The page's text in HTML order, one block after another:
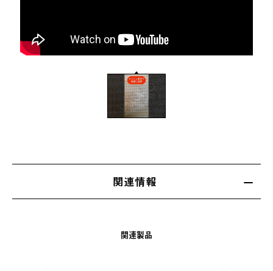
関連情報
関連製品